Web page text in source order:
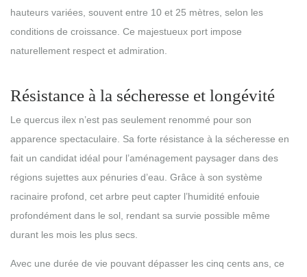
hauteurs variées, souvent entre 10 et 25 mètres, selon les
conditions de croissance. Ce majestueux port impose
naturellement respect et admiration.
Résistance à la sécheresse et longévité
Le quercus ilex n’est pas seulement renommé pour son
apparence spectaculaire. Sa forte résistance à la sécheresse en
fait un candidat idéal pour l’aménagement paysager dans des
régions sujettes aux pénuries d’eau. Grâce à son système
racinaire profond, cet arbre peut capter l’humidité enfouie
profondément dans le sol, rendant sa survie possible même
durant les mois les plus secs.
Avec une durée de vie pouvant dépasser les cinq cents ans, ce